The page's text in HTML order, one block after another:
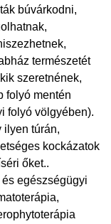
búvárkodni,
természetét
szeretnének,
folyó mentén
folyó völgyében).
ilyen túrán,
kockázatok
őket..
egészségügyi